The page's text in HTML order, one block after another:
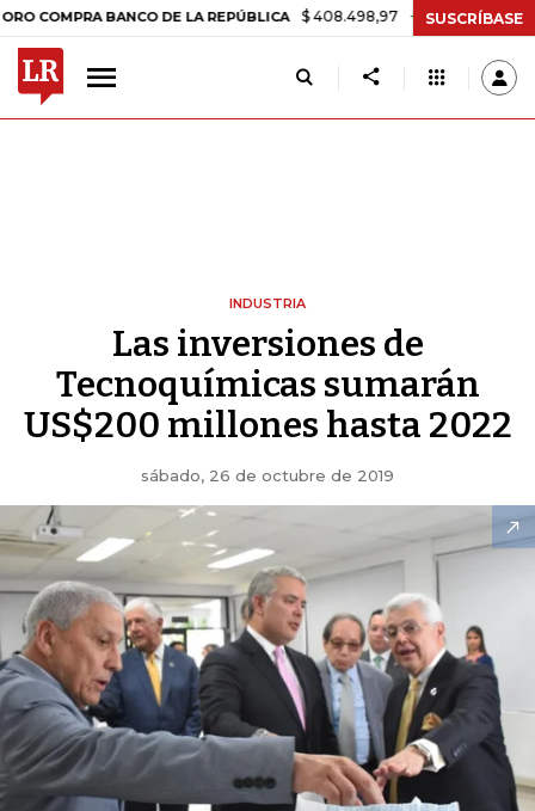
BANCO DE LA REPÚBLICA $ 408.498,97 +$ 8.753,81 +2,19%
SUSCRÍBASE
INDUSTRIA
Las inversiones de
Tecnoquímicas sumarán
US$200 millones hasta 2022
sábado, 26 de octubre de 2019